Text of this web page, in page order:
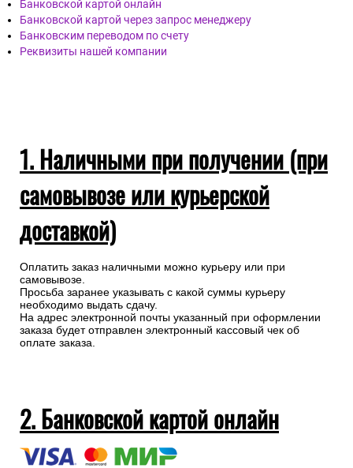
Банковской картой онлайн
Банковской картой через запрос менеджеру
Банковским переводом по счету
Реквизиты нашей компании
1. Наличными при получении (при
самовывозе или курьерской
доставкой)
Оплатить заказ наличными можно курьеру или при
самовывозе.
Просьба заранее указывать с какой суммы курьеру
необходимо выдать сдачу.
На адрес электронной почты указанный при оформлении
заказа будет отправлен электронный кассовый чек об
оплате заказа.
2. Банковской картой онлайн